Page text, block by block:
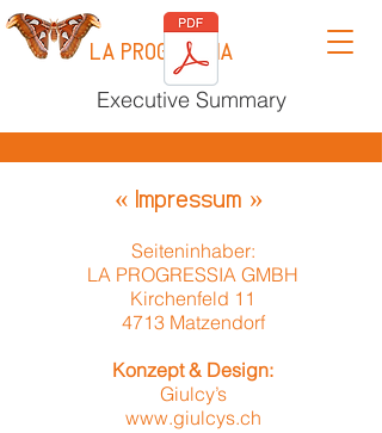
LA PROGRESSIA
Executive Summary
« Impressum »
Seiteninhaber:
LA PROGRESSIA GMBH
Kirchenfeld 11
4713 Matzendorf
Konzept & Design:
Giulcy’s
www.giulcys.ch